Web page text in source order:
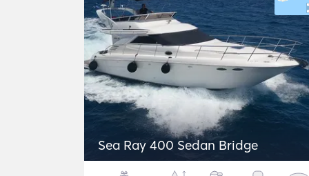
Sea Ray 400 Sedan Bridge